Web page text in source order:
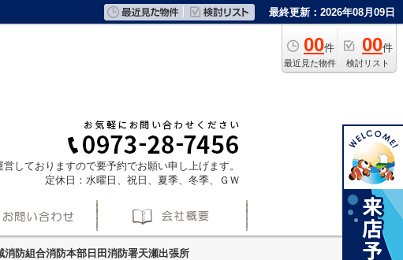
最終更新：2026年08月09日
00件
最近見た物件
00件
検討リスト
ておりますので要予約でお願い申し上げます。
定休日：水曜日、祝日、夏季、冬季、ＧＷ
消防組合消防本部日田消防署天瀬出張所